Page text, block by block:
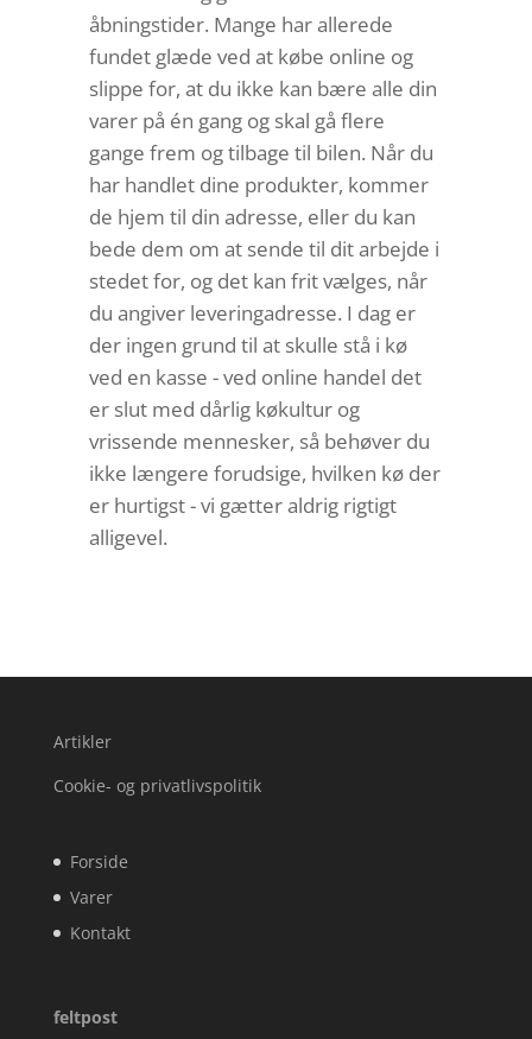
åbningstider. Mange har allerede
fundet glæde ved at købe online og
slippe for, at du ikke kan bære alle din
varer på én gang og skal gå flere
gange frem og tilbage til bilen. Når du
har handlet dine produkter, kommer
de hjem til din adresse, eller du kan
bede dem om at sende til dit arbejde i
stedet for, og det kan frit vælges, når
du angiver leveringadresse. I dag er
der ingen grund til at skulle stå i kø
ved en kasse - ved online handel det
er slut med dårlig køkultur og
vrissende mennesker, så behøver du
ikke længere forudsige, hvilken kø der
er hurtigst - vi gætter aldrig rigtigt
alligevel.
Artikler
Cookie- og privatlivspolitik
Forside
Varer
Kontakt
feltpost